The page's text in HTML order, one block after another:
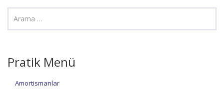
Pratik Menü
Amortismanlar